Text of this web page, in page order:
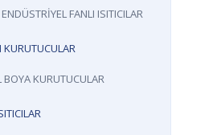
FANLI ISITICILAR
KURUTUCULAR
BOYA KURUTUCULAR